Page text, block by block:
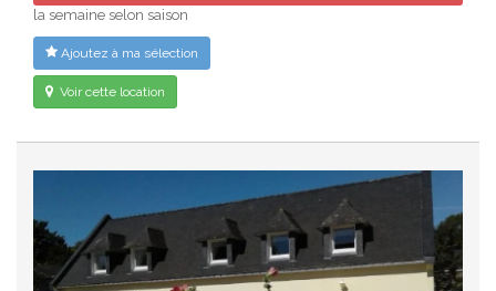
la semaine selon saison
Ajoutez à ma sélection
Voir cette location